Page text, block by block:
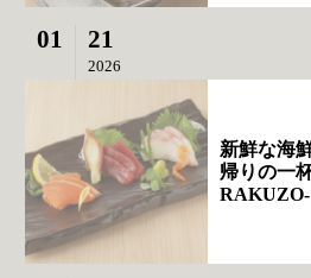
01 21
2026
新鮮な海
帰りの一